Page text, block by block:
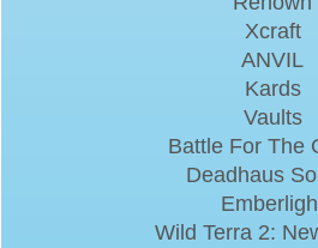
Xcraft
ANVIL
Kards
Vaults
Battle For The
Deadhaus
Wild Terra 2: